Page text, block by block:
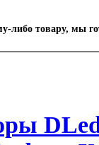
либо товару, мы